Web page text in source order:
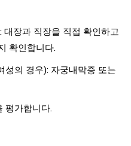
장과 직장을 직접 확인하고
확인합니다.
성의 경우): 자궁내막증 또는
평가합니다.